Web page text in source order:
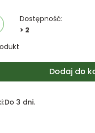
Dostępność:
> 2
Dodaj do
Do 3 dni.